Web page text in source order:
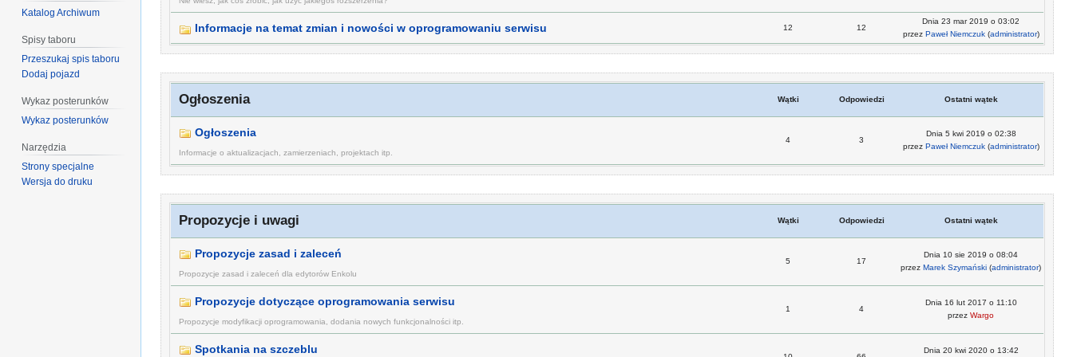
Informacje na temat zmian i nowości w oprogramowaniu serwisu 12 12
Dnia 23 mar 2019 o 03:02
przez Paweł Niemczuk(administrator)
Ogłoszenia Wątki Odpowiedzi Ostatni wątek
Ogłoszenia
Informacje o aktualizacjach, zamierzeniach, projektach itp.
4 3
Dnia 5 kwi 2019 o 02:38
przez Paweł Niemczuk(administrator)
Propozycje i uwagi Wątki Odpowiedzi Ostatni wątek
Propozycje zasad i zaleceń
Propozycje zasad i zaleceń dla edytorów Enkolu
5 17
Dnia 10 sie 2019 o 08:04
przez Marek Szymański (administrator)
Propozycje dotyczące oprogramowania serwisu
Propozycje modyfikacji oprogramowania, dodania nowych funkcjonalności itp.
1 4
Dnia 16 lut 2017 o 11:10
przez Wargo
Spotkania na szczeblu Dnia 20 kwi 2020 o 13:42
Katalog Archiwum
Spisy taboru
Przeszukaj spis taboru
Dodaj pojazd
Wykaz posterunków
Wykaz posterunków
Narzędzia
Strony specjalne
Wersja do druku